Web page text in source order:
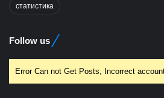
статистика
Follow us
Error Can not Get Posts, Incorrect